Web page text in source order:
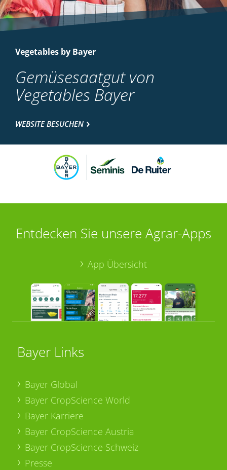
Vegetables by Bayer
Gemüsesaatgut von
Vegetables Bayer
WEBSITE BESUCHEN
Entdecken Sie unsere Agrar-Apps
App Übersicht
Bayer Links
Bayer Global
Bayer CropScience World
Bayer Karriere
Bayer CropScience Austria
Bayer CropScience Schweiz
Presse